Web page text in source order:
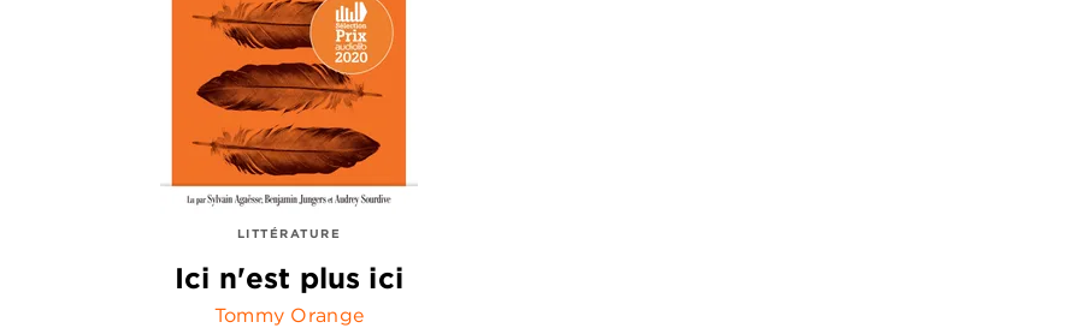
LITTÉRATURE
Ici n'est plus ici
Tommy Orange